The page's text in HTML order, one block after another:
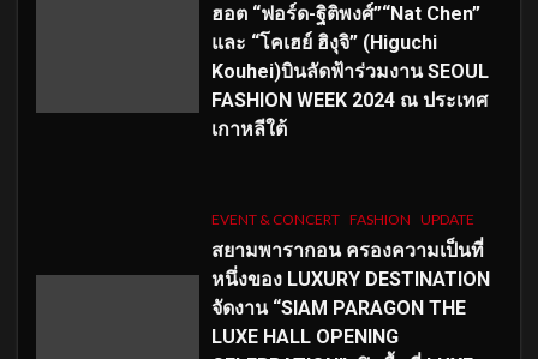
ฮอต “ฟอร์ด-ฐิติพงศ์”“Nat Chen”
และ “โคเฮย์ ฮิงุจิ” (Higuchi
Kouhei)บินลัดฟ้าร่วมงาน SEOUL
FASHION WEEK 2024 ณ ประเทศ
เกาหลีใต้
EVENT & CONCERT FASHION UPDATE
สยามพารากอน ครองความเป็นที่
หนึ่งของ LUXURY DESTINATION
จัดงาน “SIAM PARAGON THE
LUXE HALL OPENING